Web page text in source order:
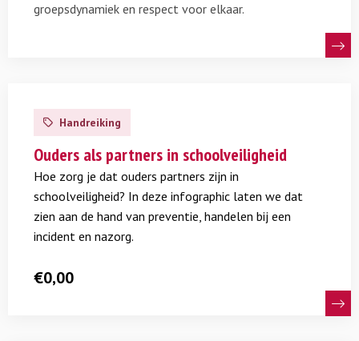
groepsdynamiek en respect voor elkaar.
meer
Ouders
partners
Handreiking
Ouders als partners in schoolveiligheid
Hoe zorg je dat ouders partners zijn in
schoolveiligheid? In deze infographic laten we dat
zien aan de hand van preventie, handelen bij een
incident en nazorg.
€0,00